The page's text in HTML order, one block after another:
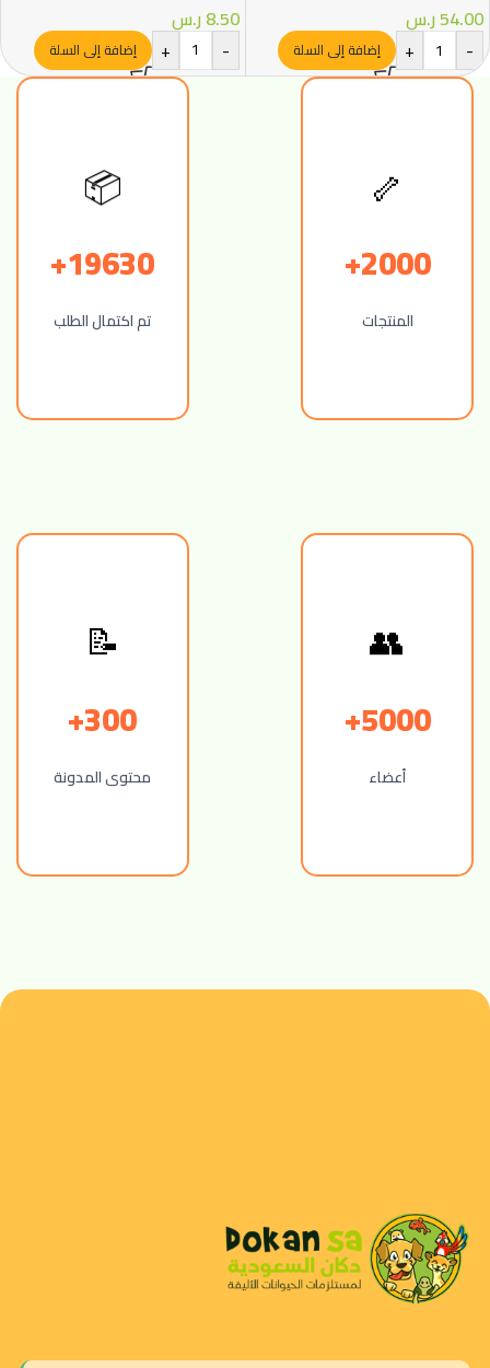
54.00ر.س
-
+ إضافة إلى السلة
8.50ر.س
-
+ إضافة إلى السلة
🦴
2000+
المنتجات
📦
19630+
تم اكتمال الطلب
👥
5000+
أعضاء
📝
300+
محتوى المدونة